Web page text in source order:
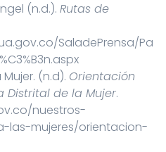
(n.d.). Rutas de
SaladePrensa/Pa
(n.d). Orientación
Distrital de la Mujer.
nuestros-
las-mujeres/orientacion-